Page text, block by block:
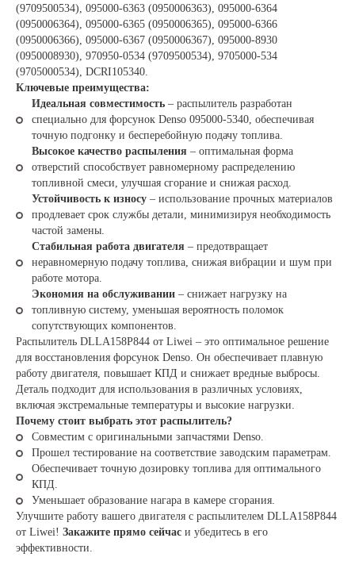
(9709500534), 095000-6363 (0950006363), 095000-6364
(0950006364), 095000-6365 (0950006365), 095000-6366
(0950006366), 095000-6367 (0950006367), 095000-8930
(0950008930), 970950-0534 (9709500534), 9705000-534
(9705000534), DCRI105340.
Ключевые преимущества:
Идеальная совместимость – распылитель разработан
специально для форсунок Denso 095000-5340, обеспечивая
точную подгонку и бесперебойную подачу топлива.
Высокое качество распыления – оптимальная форма
отверстий способствует равномерному распределению
топливной смеси, улучшая сгорание и снижая расход.
Устойчивость к износу – использование прочных материалов
продлевает срок службы детали, минимизируя необходимость
частой замены.
Стабильная работа двигателя – предотвращает
неравномерную подачу топлива, снижая вибрации и шум при
работе мотора.
Экономия на обслуживании – снижает нагрузку на
топливную систему, уменьшая вероятность поломок
сопутствующих компонентов.
Распылитель DLLA158P844 от Liwei – это оптимальное решение
для восстановления форсунок Denso. Он обеспечивает плавную
работу двигателя, повышает КПД и снижает вредные выбросы.
Деталь подходит для использования в различных условиях,
включая экстремальные температуры и высокие нагрузки.
Почему стоит выбрать этот распылитель?
Совместим с оригинальными запчастями Denso.
Прошел тестирование на соответствие заводским параметрам.
Обеспечивает точную дозировку топлива для оптимального
КПД.
Уменьшает образование нагара в камере сгорания.
Улучшите работу вашего двигателя с распылителем DLLA158P844
от Liwei! Закажите прямо сейчас и убедитесь в его
эффективности.